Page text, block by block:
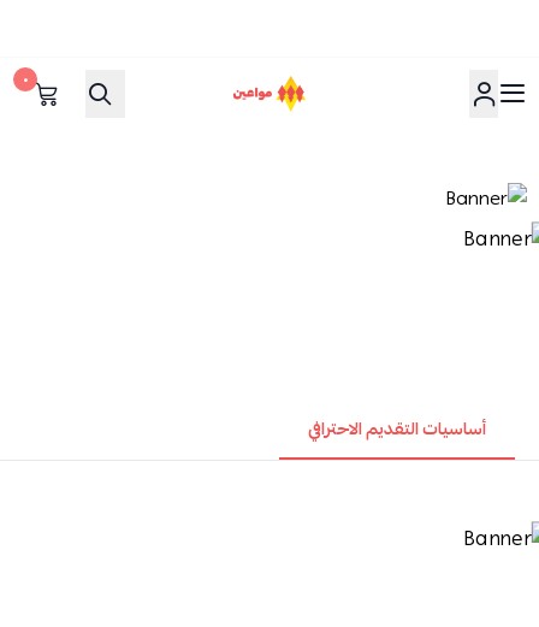
مواعين
٠
أساسيات التقديم الاحترافي